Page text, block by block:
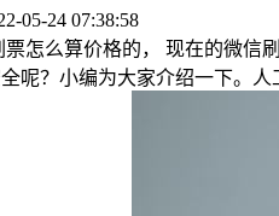
05-24 07:38:58
怎么算价格的， 现在的微
呢？小编为大家介绍一下。人